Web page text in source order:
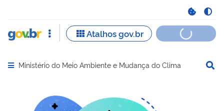
Abrir menu principal de navegação
Ministério do Meio Ambiente e Mudança do Clima